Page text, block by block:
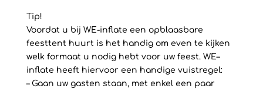
Tip!
Voordat u bij WE-inflate een opblaasbare
feesttent huurt is het handig om even te kijken
welk formaat u nodig hebt voor uw feest. WE–
inflate heeft hiervoor een handige vuistregel:
– Gaan uw gasten staan, met enkel een paar